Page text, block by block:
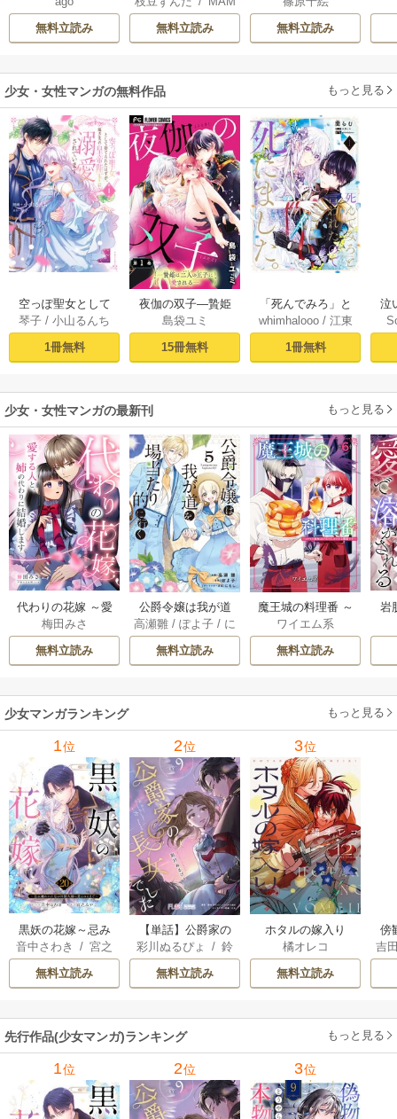
無料立読み
皇子殿下がどうも
溺愛してくれてい
AKOTO / 鴉羽凛燈
無料立読み
無料立読み
少女・女性マンガの無料作品 もっと見る
空っぽ聖女として
捨てられたはず
が、嫁ぎ先の皇帝
陛下に溺愛されて
シーモア限定版】
琴子 /小山るんち
1冊無料
夜伽の双子―贄姫
は二人の王子に愛
される―【マイク
ロ】 1
島袋ユミ
15冊無料
「死んでみろ」と
言われたので死に
ました。 1
whimhalooo/ 江東
しろ/ 蘭らむ
1冊無料
泣
少女・女性マンガの最新刊 もっと見る
代わりの花嫁 ～愛
する人と、姉の代
わりに結婚します
～ 18巻
梅田みさ
無料立読み
公爵令嬢は我が道
を場当たり的に行
く 5巻
高瀬雛 /ぽよ子 / に
もし
無料立読み
魔王城の料理番 ～
コワモテ魔族ばか
りだけど、ホワイ
トな職場です～ 6巻
ワイエム系
無料立読み
岩
少女マンガランキング もっと見る
1位
黒妖の花嫁～忌み
嫌われた私が冷酷
大尉に愛されるま
で～
音中さわき /宮之
みやこ
無料立読み
2位
【単話】公爵家の
長女でした
彩川ぬるぴょ /鈴
音さや/たむ
無料立読み
3位
ホタルの嫁入り
橘オレコ
無料立読み
傍
吉
先行作品(少女マンガ)ランキング もっと見る
1位 2位 3位